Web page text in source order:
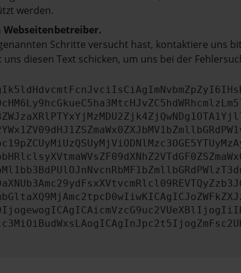
werden.
Webseitenbetreiber.
Schritte versucht hast, kontaktiere uns
diesen Text schicken, um uns bei der